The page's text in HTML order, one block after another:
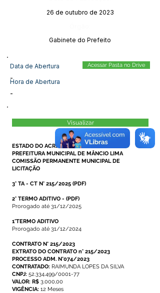
26 de outubro de 2023
Gabinete do Prefeito
Data de Abertura
-
Hora de Abertura
-
Acessar Pasta no Drive
Visualizar
ESTADO DO ACRE
PREFEITURA MUNICIPAL DE MÂNCIO LIMA
COMISSÃO PERMANENTE MUNICIPAL DE
LICITAÇÃO
3° TA - CT N° 215/2025 (PDF)
2° TERMO ADITIVO - (PDF)
Prorogado até 31/12/2025
1°TERMO ADITIVO
Prorogado até 31/12/2024
CONTRATO N° 215/2023
EXTRATO DO CONTRATO n° 215/2023
PROCESSO ADM. N°074/2023
CONTRATADO: RAIMUNDA LOPES DA SILVA
CNPJ: 52.334.499/0001-77
VALOR: R$ 3.000,00
VIGÊNCIA: 12 Meses